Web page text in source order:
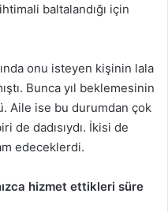
baltalandığı için
onu isteyen kişinin lala
Bunca yıl beklemesinin
Aile ise bu durumdan çok
de dadısıydı. İkisi de
edeceklerdi.
hizmet ettikleri süre